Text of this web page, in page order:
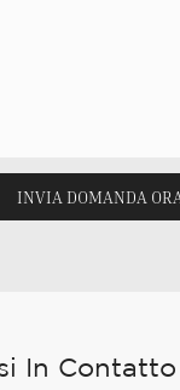
INVIA DOMANDA
In Contatto